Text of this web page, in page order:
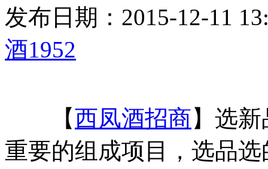
发布日期：2015-12-11
酒1952
【西凤酒招商】选
重要的组成项目，选品